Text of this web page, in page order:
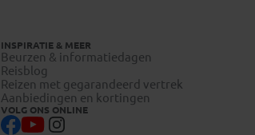
INSPIRATIE & MEER
Beurzen & informatiedagen
Reisblog
Reizen met gegarandeerd vertrek
Aanbiedingen en kortingen
VOLG ONS ONLINE